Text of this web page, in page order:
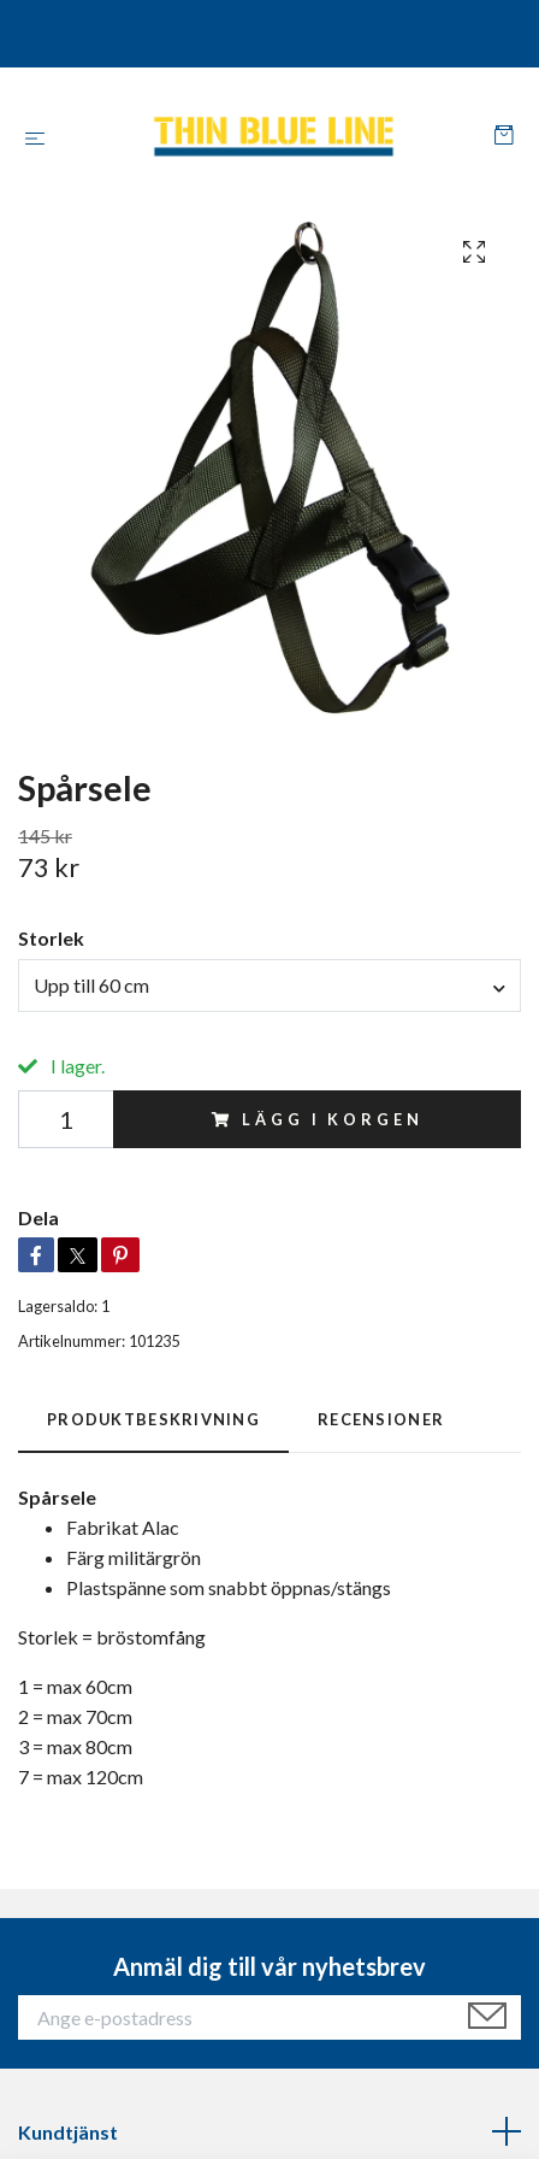
Spårsele
145 kr
73 kr
Storlek
Upp till 60 cm
I lager.
LÄGG I KORGEN
Dela
Lagersaldo: 1
Artikelnummer: 101235
PRODUKTBESKRIVNING RECENSIONER
Spårsele
Fabrikat Alac
Färg militärgrön
Plastspänne som snabbt öppnas/stängs
Storlek = bröstomfång
1 = max 60cm
2 = max 70cm
3 = max 80cm
7 = max 120cm
Anmäl dig till vår nyhetsbrev
Kundtjänst